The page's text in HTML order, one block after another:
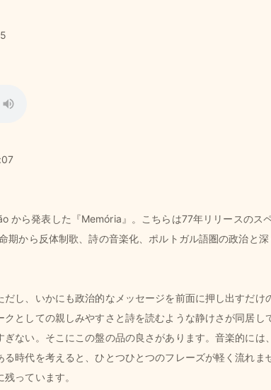
から発表した『Memória』。こちらは77年リリースの
期から反体制歌、詩の音楽化、ポルトガル語圏の政治
し、いかにも政治的なメッセージを前面に押し出すだ
としての親しみやすさと詩を読むような静けさが同居
ない。そこにこの盤の品の良さがあります。音楽的に
時代を考えると、ひとつひとつのフレーズが軽く流れ
っています。